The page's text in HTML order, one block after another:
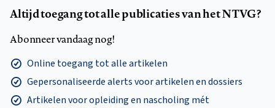
Altijd toegang tot alle publicaties van het NTVG?
Abonneer vandaag nog!
Online toegang tot alle artikelen
Gepersonaliseerde alerts voor artikelen en dossiers
Artikelen voor opleiding en nascholing mét